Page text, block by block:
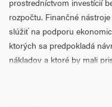
prostredníctvom investícií
rozpočtu. Finančné
slúžiť na podporu
ktorých sa predpokladá
nákladov a ktoré by mali
pri podpore zvyšovania